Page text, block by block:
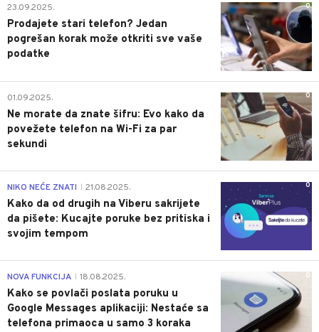
0
23.09.2025.
Prodajete stari telefon? Jedan
pogrešan korak može otkriti sve vaše
podatke
0
01.09.2025.
Ne morate da znate šifru: Evo kako da
povežete telefon na Wi-Fi za par
sekundi
0
NIKO NEĆE ZNATI 21.08.2025.
Kako da od drugih na Viberu sakrijete
da pišete: Kucajte poruke bez pritiska i
svojim tempom
0
NOVA FUNKCIJA 18.08.2025.
Kako se povlači poslata poruku u
Google Messages aplikaciji: Nestaće sa
telefona primaoca u samo 3 koraka